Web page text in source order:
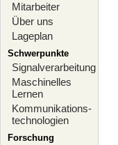
Mitarbeiter
Über uns
Lageplan
Schwerpunkte
Signalverarbeitung
Maschinelles
Lernen
Kommunikations-
technologien
Forschung